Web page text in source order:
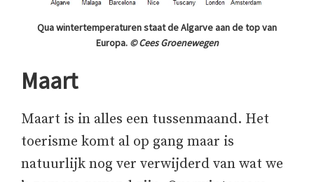
Qua wintertemperaturen staat de Algarve aan de top van
Europa. © Cees Groenewegen
Maart
Maart is in alles een tussenmaand. Het
toerisme komt al op gang maar is
natuurlijk nog ver verwijderd van wat we